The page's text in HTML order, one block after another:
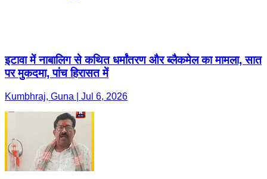
इटावा में नाबालिग से कथित धर्मांतरण और ब्लैकमेल का मामला, सात
पर मुकदमा, पांच हिरासत में
Kumbhraj, Guna | Jul 6, 2026